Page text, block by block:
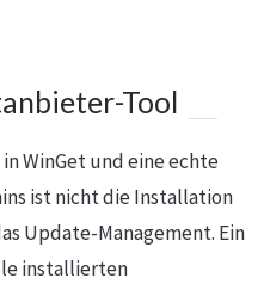
Tool
WinGet und eine echte
ist nicht die Installation
Update-Management. Ein
installierten